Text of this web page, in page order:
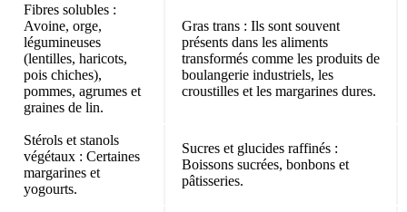
Fibres solubles :
Avoine, orge,
légumineuses
(lentilles, haricots,
pois chiches),
pommes, agrumes et
graines de lin.
Gras trans : Ils sont souvent
présents dans les aliments
transformés comme les produits de
boulangerie industriels, les
croustilles et les margarines dures.
Stérols et stanols
végétaux : Certaines
margarines et
yogourts.
Sucres et glucides raffinés :
Boissons sucrées, bonbons et
pâtisseries.